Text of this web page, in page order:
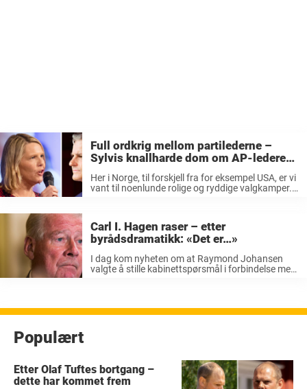
Full ordkrig mellom partilederne –
Sylvis knallharde dom om AP-lederen:
«Viser feigheten til Jonas»
Her i Norge, til forskjell fra for eksempel USA, er vi
vant til noenlunde rolige og ryddige valgkamper.
kollegiale ...
Carl I. Hagen raser – etter
byrådsdramatikk: «Det er…»
I dag kom nyheten om at Raymond Johansen
valgte å stille kabinettspørsmål i forbindelse med
overfor bystyret. ...
Populært
Etter Olaf Tuftes bortgang –
dette har kommet frem